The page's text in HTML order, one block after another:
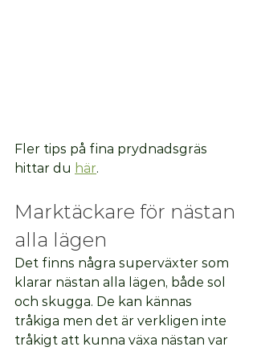
Fler tips på fina prydnadsgräs
hittar du här.
Marktäckare för nästan
alla lägen
Det finns några superväxter som
klarar nästan alla lägen, både sol
och skugga. De kan kännas
tråkiga men det är verkligen inte
tråkigt att kunna växa nästan var